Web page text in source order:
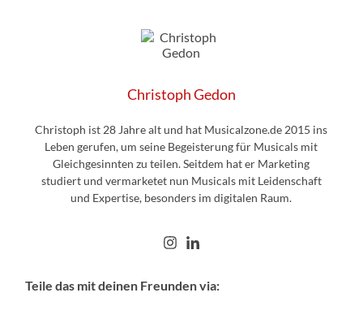
Christoph Gedon
Christoph ist 28 Jahre alt und hat Musicalzone.de 2015 ins
Leben gerufen, um seine Begeisterung für Musicals mit
Gleichgesinnten zu teilen. Seitdem hat er Marketing
studiert und vermarketet nun Musicals mit Leidenschaft
und Expertise, besonders im digitalen Raum.
Teile das mit deinen Freunden via: